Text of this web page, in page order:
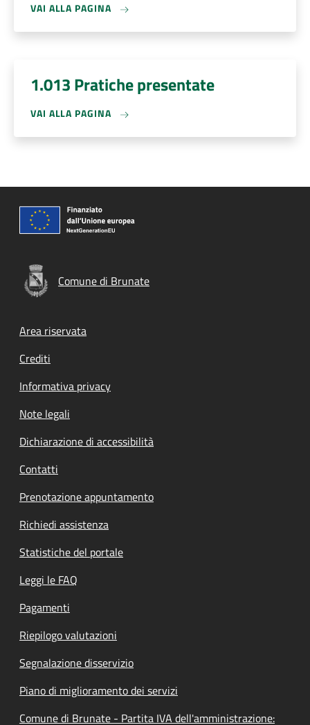
VAI ALLA PAGINA
1.013 Pratiche presentate
VAI ALLA PAGINA
Comune di Brunate
Footer menu
Area riservata
Crediti
Informativa privacy
Note legali
Dichiarazione di accessibilità
Contatti
Prenotazione appuntamento
Richiedi assistenza
Statistiche del portale
Leggi le FAQ
Pagamenti
Riepilogo valutazioni
Segnalazione disservizio
Piano di miglioramento dei servizi
Comune di Brunate - Partita IVA dell'amministrazione: